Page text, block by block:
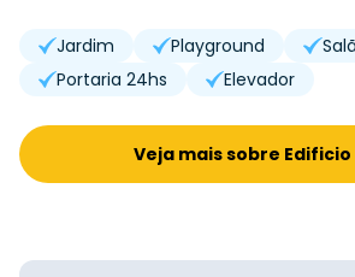
Jardim Playground
Portaria 24hs
Elevador
Veja mais sobre